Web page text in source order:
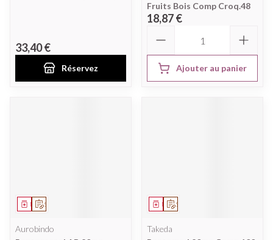
33,40 €
Réservez
Fruits Bois Comp Croq.48
18,87 €
Ajouter au panier
Sur prescription
Médicament
Aurobindo
Sur prescription
Médicament
Takeda